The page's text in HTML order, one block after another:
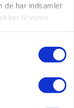
de har indsamlet
til vores